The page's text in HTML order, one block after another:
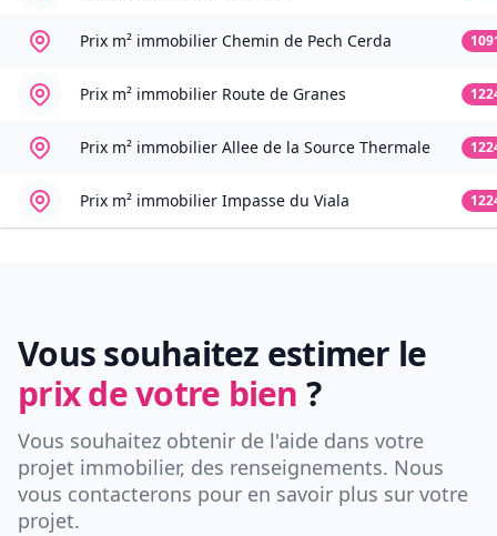
Prix m² immobilier Chemin de Pech Cerda
Prix m² immobilier Route de Granes
Prix m² immobilier Allee de la Source Thermale
Prix m² immobilier Impasse du Viala
Vous souhaitez estimer le
prix de votre bien ?
Vous souhaitez obtenir de l'aide dans votre
projet immobilier, des renseignements. Nous
vous contacterons pour en savoir plus sur votre
projet.